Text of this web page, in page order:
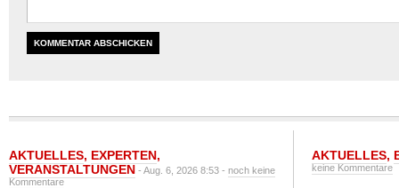
AKTUELLES, EXPERTEN,
VERANSTALTUNGEN - Aug. 6, 2026 8:53 - noch keine
Kommentare
AKTUELLES,
keine Kommentare